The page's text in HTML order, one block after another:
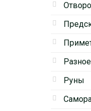
Разное
Руны